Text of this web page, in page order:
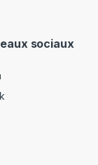
sociaux